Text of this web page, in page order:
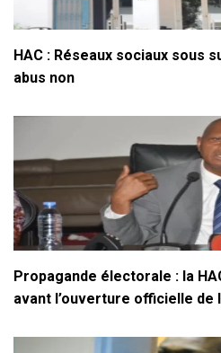
HAC : Réseaux sociaux sous
abus non
Propagande électorale : la
avant l’ouverture officielle de